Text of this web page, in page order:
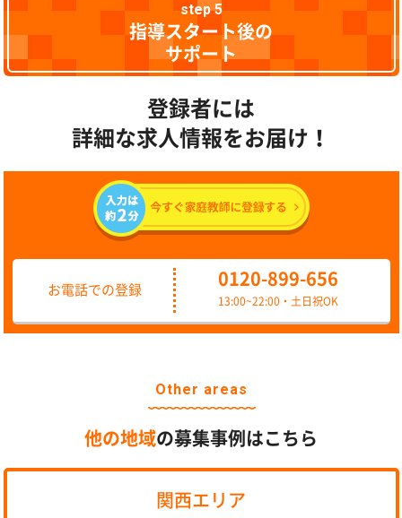
step 5
指導スタート後の
サポート
登録者には
詳細な求人情報をお届け！
お電話での登録
0120-899-656
13:00~22:00・土日祝OK
Other areas
他の地域の募集事例はこちら
関西エリア